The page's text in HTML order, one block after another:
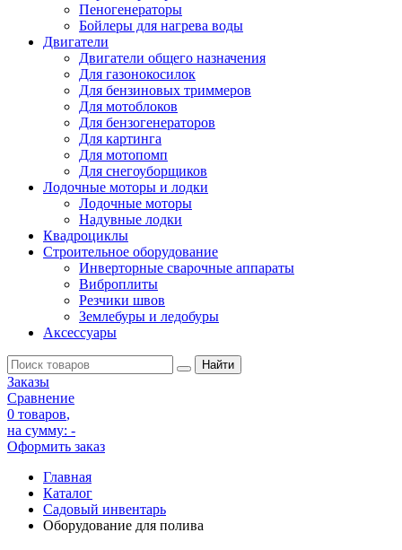
Пеногенераторы
Бойлеры для нагрева воды
Двигатели
Двигатели общего назначения
Для газонокосилок
Для бензиновых триммеров
Для мотоблоков
Для бензогенераторов
Для картинга
Для мотопомп
Для снегоуборщиков
Лодочные моторы и лодки
Лодочные моторы
Надувные лодки
Квадроциклы
Строительное оборудование
Инверторные сварочные аппараты
Виброплиты
Резчики швов
Землебуры и ледобуры
Аксессуары
Заказы
Сравнение
0 товаров,
на сумму: -
Оформить заказ
Главная
Каталог
Садовый инвентарь
Оборудование для полива